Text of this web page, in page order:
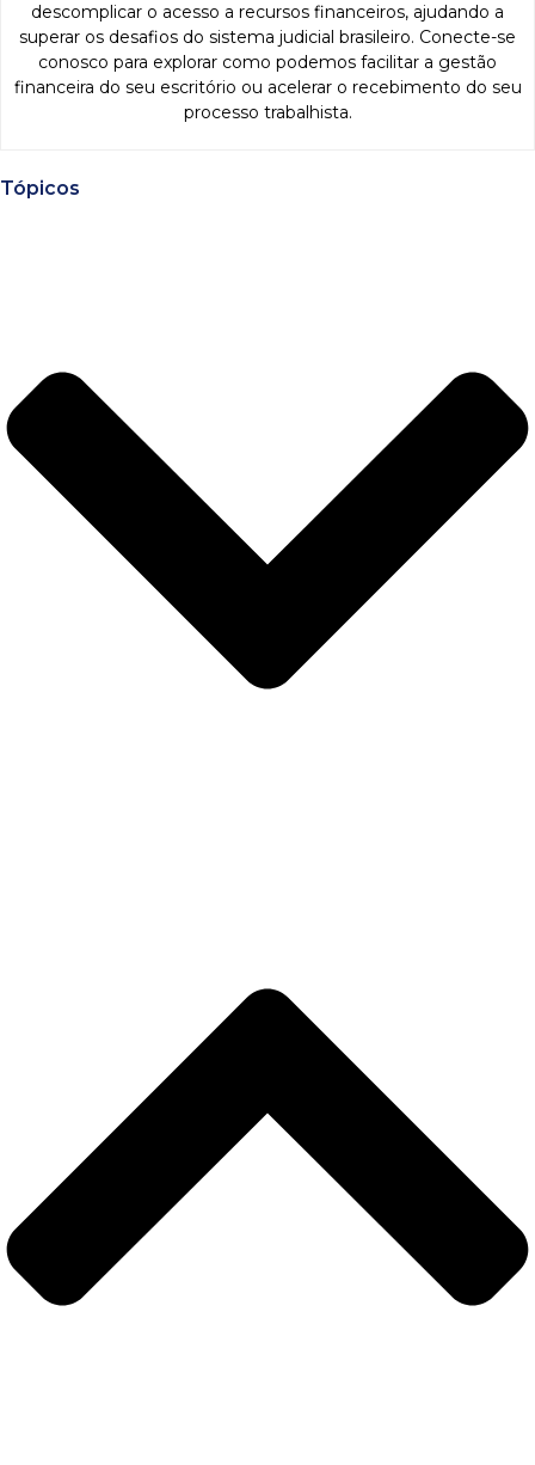
descomplicar o acesso a recursos financeiros, ajudando a
superar os desafios do sistema judicial brasileiro. Conecte-se
conosco para explorar como podemos facilitar a gestão
financeira do seu escritório ou acelerar o recebimento do seu
processo trabalhista.
Tópicos